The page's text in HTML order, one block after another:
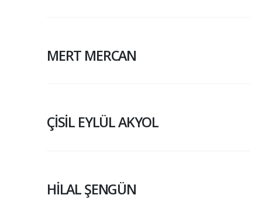
MERT MERCAN
ÇİSİL EYLÜL AKYOL
HİLAL ŞENGÜN